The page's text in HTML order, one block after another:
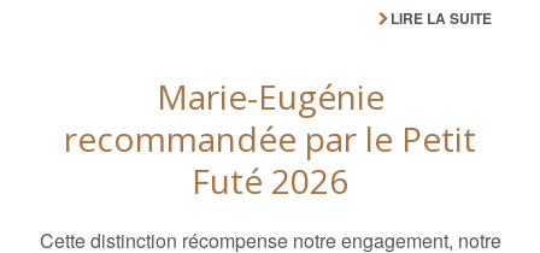
LIRE LA SUITE
Marie-Eugénie
recommandée par le Petit
Futé 2026
Cette distinction récompense notre engagement, notre